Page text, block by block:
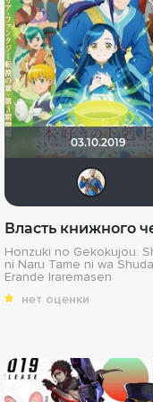
03.10.2019
Власть книжного
Honzuki no Gekokujou:
ni Naru Tame ni wa
Erande Iraremasen
нет оценки